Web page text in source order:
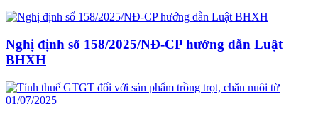
Nghị định số 158/2025/NĐ-CP hướng dẫn Luật
BHXH